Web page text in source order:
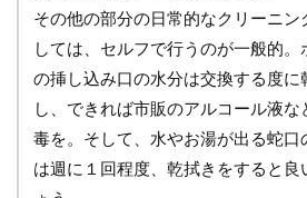
その他の部分の日常的なクリーニン
しては、セルフで行うのが一般的。
の挿し込み口の水分は交換する度に
し、できれば市販のアルコール液な
毒を。そして、水やお湯が出る蛇口
は週に１回程度、乾拭きをすると良